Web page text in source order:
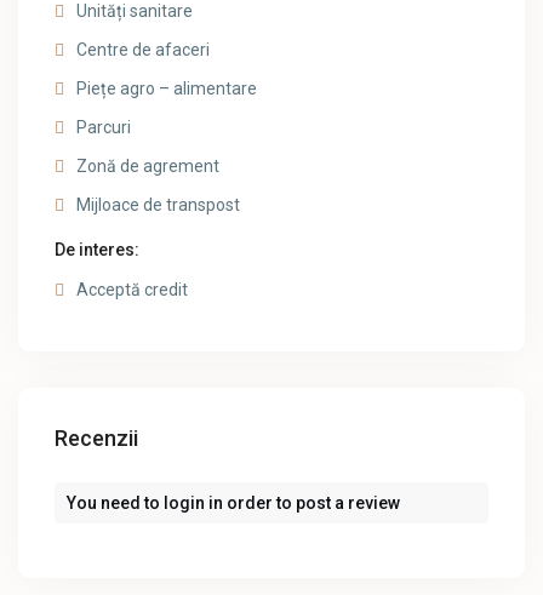
Unități sanitare
Centre de afaceri
Piețe agro – alimentare
Parcuri
Zonă de agrement
Mijloace de transpost
De interes:
Acceptă credit
Recenzii
You need to login in order to post a review